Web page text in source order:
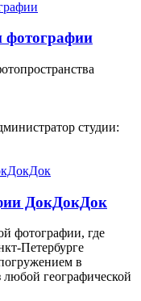
фотографии
студии:
ДокДокДок
фотографии, где
Петербурге
в
любой географической